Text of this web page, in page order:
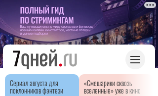
Сериал августа для
поклонников фэнтези
«Смешарики сквозь
вселенные» уже в кино